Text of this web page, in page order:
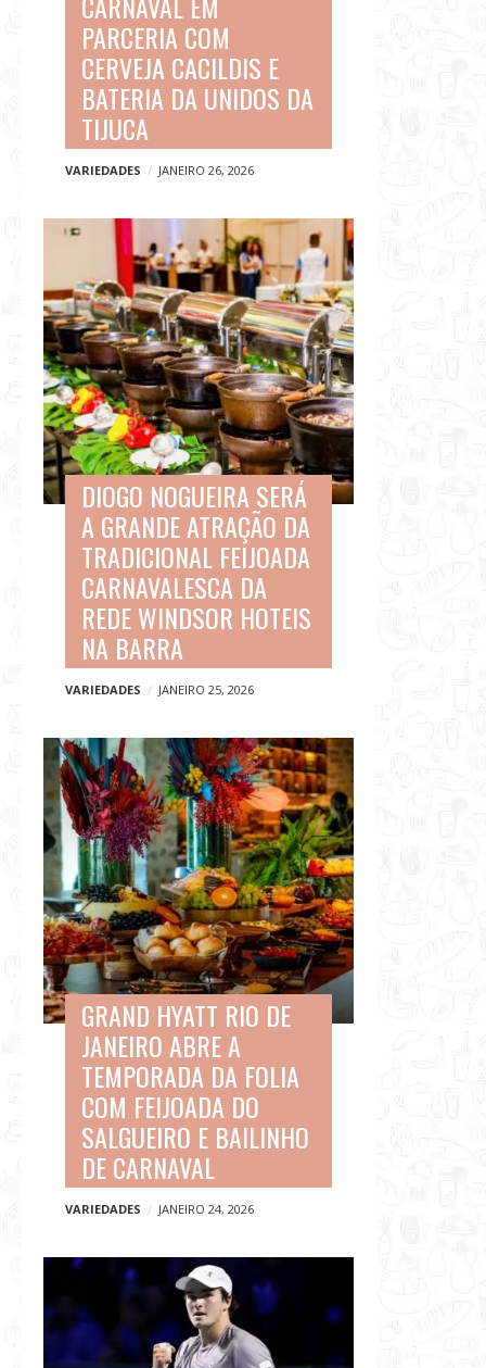
PARCERIA COM
CERVEJA CACILDIS E
BATERIA DA UNIDOS DA
TIJUCA
VARIEDADES JANEIRO 26, 2026
DIOGO NOGUEIRA SERÁ
A GRANDE ATRAÇÃO DA
TRADICIONAL FEIJOADA
CARNAVALESCA DA
REDE WINDSOR HOTEIS
NA BARRA
VARIEDADES JANEIRO 25, 2026
GRAND HYATT RIO DE
JANEIRO ABRE A
TEMPORADA DA FOLIA
COM FEIJOADA DO
SALGUEIRO E BAILINHO
DE CARNAVAL
VARIEDADES JANEIRO 24, 2026